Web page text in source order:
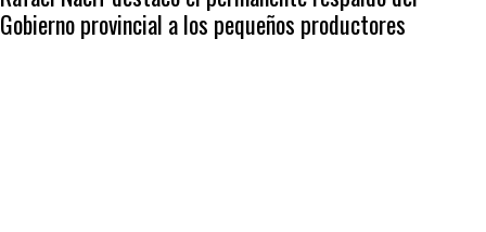
Gobierno provincial a los pequeños productores